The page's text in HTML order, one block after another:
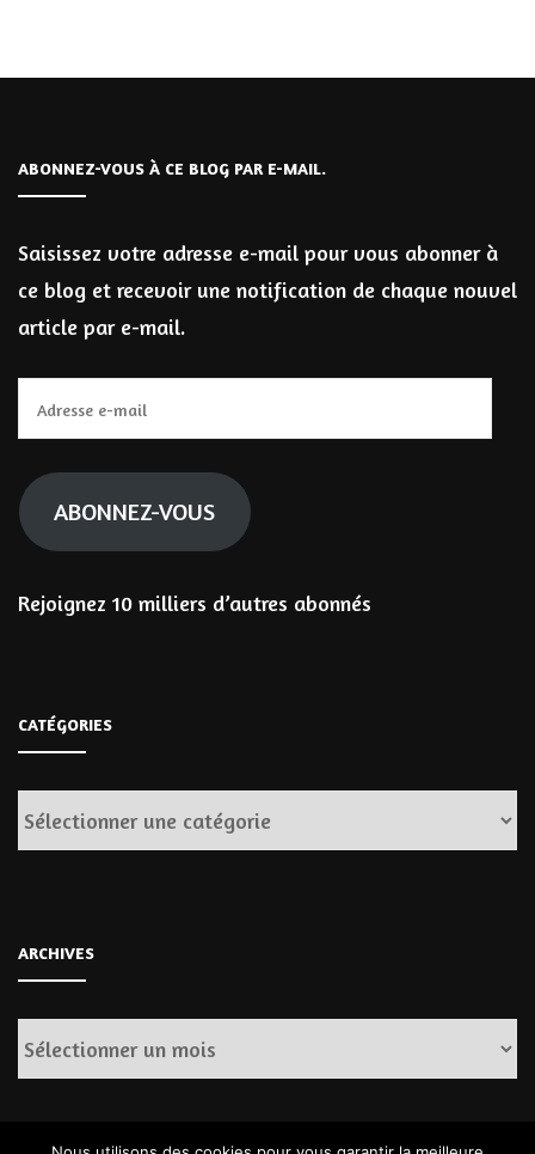
ABONNEZ-VOUS À CE BLOG PAR E-MAIL.
Saisissez votre adresse e-mail pour vous abonner à
ce blog et recevoir une notification de chaque nouvel
article par e-mail.
e-
mail
ABONNEZ-VOUS
Rejoignez 10 milliers d’autres abonnés
CATÉGORIES
Catégories
ARCHIVES
Archives